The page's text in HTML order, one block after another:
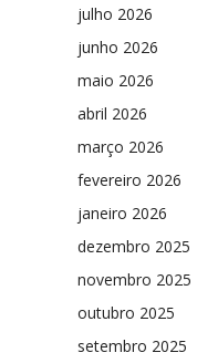
julho 2026
junho 2026
maio 2026
abril 2026
março 2026
fevereiro 2026
janeiro 2026
dezembro 2025
novembro 2025
outubro 2025
setembro 2025